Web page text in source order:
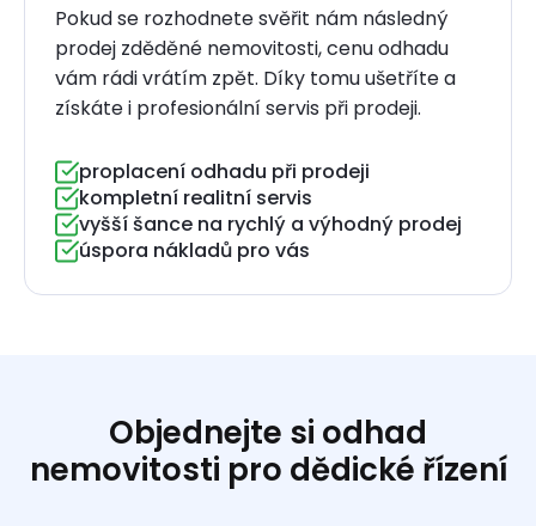
Pokud se rozhodnete svěřit nám následný
prodej zděděné nemovitosti, cenu odhadu
vám rádi vrátím zpět. Díky tomu ušetříte a
získáte i profesionální servis při prodeji.
proplacení odhadu při prodeji
kompletní realitní servis
vyšší šance na rychlý a výhodný prodej
úspora nákladů pro vás
Objednejte si odhad
nemovitosti pro dědické řízení